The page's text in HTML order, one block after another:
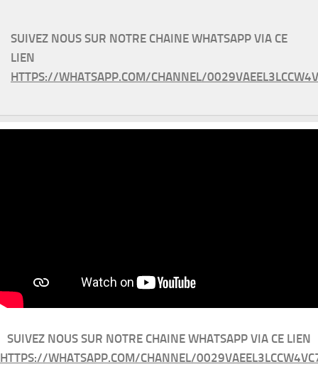
SUIVEZ NOUS SUR NOTRE CHAINE WHATSAPP VIA CE
LIEN
HTTPS://WHATSAPP.COM/CHANNEL/
SUIVEZ NOUS SUR NOTRE CHAINE WHATSAPP VIA CE LIEN
HTTPS://WHATSAPP.COM/CHANNEL/